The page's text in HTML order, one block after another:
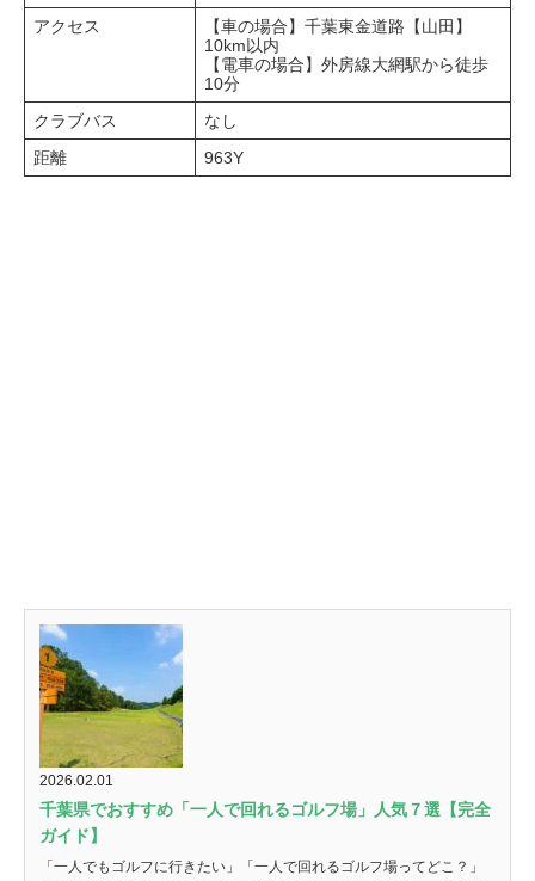
アクセス
【車の場合】千葉東金道路【山田】
10km以内
【電車の場合】外房線大網駅から徒歩
10分
クラブバス
なし
距離
963Y
2026.02.01
千葉県でおすすめ「一人で回れるゴルフ場」人気７選【完全
ガイド】
「一人でもゴルフに行きたい」「一人で回れるゴルフ場ってどこ？」